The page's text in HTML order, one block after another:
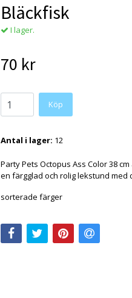
Bläckfisk
I lager.
70 kr
Köp
Antal i lager: 12
Party Pets Octopus Ass Color 38
en färgglad och rolig lekstund med
sorterade färger